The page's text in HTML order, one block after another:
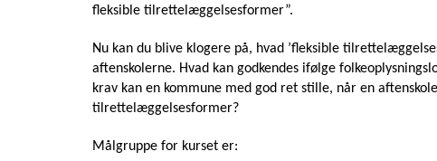
fleksible tilrettelæggelsesformer”.
Nu kan du blive klogere på, hvad ’fleksible
aftenskolerne. Hvad kan godkendes ifølge
krav kan en kommune med god ret stille, når en
tilrettelæggelsesformer?
Målgruppe for kurset er: